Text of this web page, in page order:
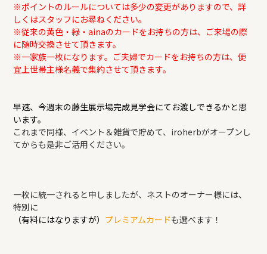
※ポイントのルールについては多少の変更がありますので、詳
しくはスタッフにお尋ねください。
※従来の黄色・緑・ainaのカードをお持ちの方は、ご来場の際
に随時交換させて頂きます。
※一家族一枚になります。ご夫婦でカードをお持ちの方は、便
宜上世帯主様名義で集約させて頂きます。
早速、今週末の藤生展示場完成見学会にてお渡しできるかと思
います。
これまで同様、イベント＆雑貨で貯めて、iroherbがオープンし
てからも是非ご活用ください。
一枚に統一されると申しましたが、ネストのオーナー様には、
特別に
（有料にはなりますが） プレミアムカードも選べます！